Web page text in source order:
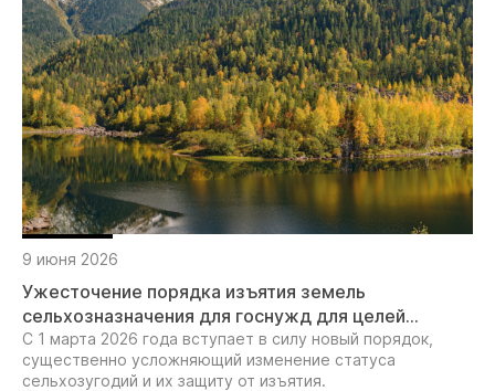
9 июня 2026
Ужесточение порядка изъятия земель
сельхозназначения для госнужд для целей
недропользования
С 1 марта 2026 года вступает в силу новый порядок,
существенно усложняющий изменение статуса
сельхозугодий и их защиту от изъятия.